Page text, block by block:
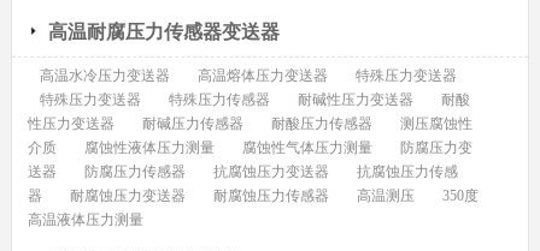
高温耐腐压力传感器变送器
高温水冷压力变送器 高温熔体压力变送器
特殊压力变送器
特殊压力变送器
特殊压力传感器 耐碱性压力变送器
耐酸
性压力变送器
耐碱压力传感器 耐酸压力传感器
测压腐蚀性
介质
腐蚀性液体压力测量 腐蚀性气体压力测量
防腐压力变
送器
防腐压力传感器 抗腐蚀压力变送器
抗腐蚀压力传感
器
耐腐蚀压力变送器 耐腐蚀压力传感器 高温测压
350度
高温液体压力测量